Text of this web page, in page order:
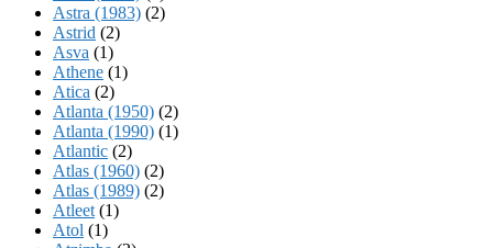
Astra (1983) (2)
Astrid (2)
Asva (1)
Athene (1)
Atica (2)
Atlanta (1950) (2)
Atlanta (1990) (1)
Atlantic (2)
Atlas (1960) (2)
Atlas (1989) (2)
Atleet (1)
Atol (1)